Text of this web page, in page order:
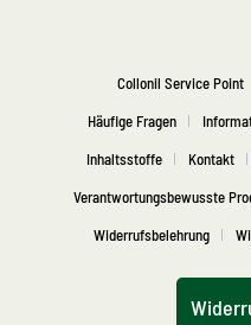
Collonil Service Point
Häufige Fragen
Inhaltsstoffe
Kontakt
Verantwortungsbewusste
Widerrufsbelehrung